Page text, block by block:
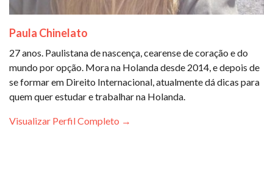
Paula Chinelato
27 anos. Paulistana de nascença, cearense de coração e do
mundo por opção. Mora na Holanda desde 2014, e depois de
se formar em Direito Internacional, atualmente dá dicas para
quem quer estudar e trabalhar na Holanda.
Visualizar Perfil Completo →